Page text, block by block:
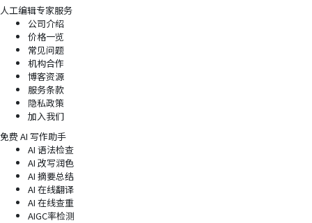
人工编辑专家服务
公司介绍
价格一览
常见问题
机构合作
博客资源
服务条款
隐私政策
加入我们
免费 AI 写作助手
AI 语法检查
AI 改写润色
AI 摘要总结
AI 在线翻译
AI 在线查重
AIGC率检测